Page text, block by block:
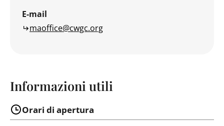
E-mail
maoffice@cwgc.org
Informazioni utili
Orari di apertura